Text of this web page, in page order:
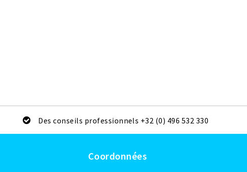
Des conseils professionnels +32 (0) 496 532 330
Coordonnées